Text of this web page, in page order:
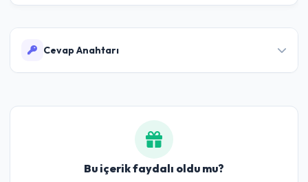
Cevap Anahtarı
11-B 12-C 13-B 14-B 15-A 16-B 17-D 18-C 19-C 20-C
Bu içerik faydalı oldu mu?